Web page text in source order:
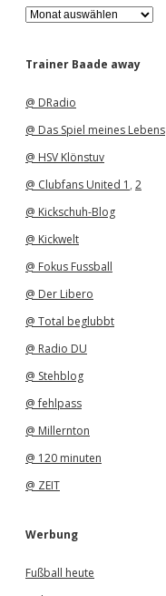
A
r
h
Trainer Baade away
@ DRadio
@ Das Spiel meines Lebens
@ HSV Klönstuv
@ Clubfans United 1 , 2
@ Kickschuh-Blog
@ Kickwelt
@ Fokus Fussball
@ Der Libero
@ Total beglubbt
@ Radio DU
@ Stehblog
@ fehlpass
@ Millernton
@ 120 minuten
@ ZEIT
Werbung
Fußball heute